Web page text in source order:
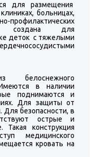
для размещения
больницах,
создана для
деток с тяжелыми
белоснежного
в наличии
поднимаются и
Для защиты от
Для безопасности, в
острые и
конструкция
медицинского
кровать на